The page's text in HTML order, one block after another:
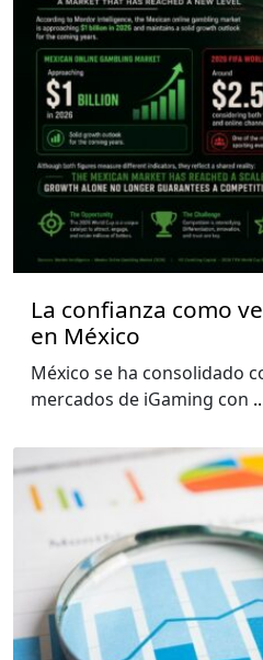
La confianza como
en México
México se ha consolidado
mercados de iGaming con